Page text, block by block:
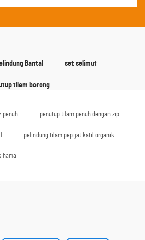
Bantal set selimut
tilam borong
penuh penutup tilam penuh dengan zip
pelindung tilam pepijat katil organik
hama